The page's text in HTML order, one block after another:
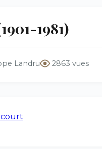
1981)
Landru 2863 vues